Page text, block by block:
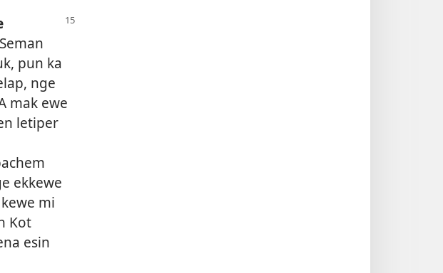
pun ka
nge
mak ewe
letiper
ekkewe
mi
Kot
esin